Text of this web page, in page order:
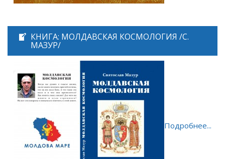
КНИГА: МОЛДАВСКАЯ КОСМОЛОГИЯ /С.
МАЗУР/
Подробнее...